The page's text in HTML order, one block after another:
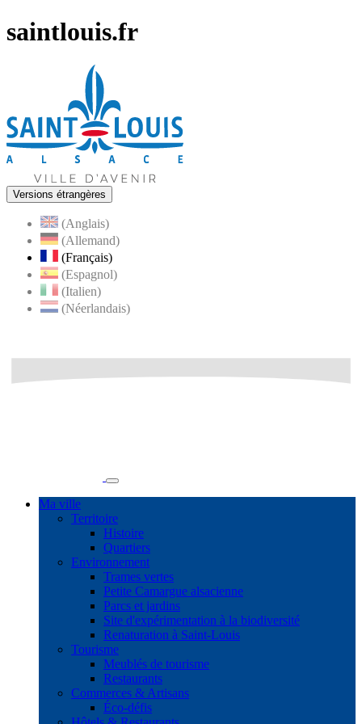
saintlouis.fr
Versions étrangères
(Anglais)
(Allemand)
(Français)
(Espagnol)
(Italien)
(Néerlandais)
Ma ville
Territoire
Histoire
Quartiers
Environnement
Trames vertes
Petite Camargue alsacienne
Parcs et jardins
Site d'expérimentation à la biodiversité
Renaturation à Saint-Louis
Tourisme
Meublés de tourisme
Restaurants
Commerces & Artisans
Éco-défis